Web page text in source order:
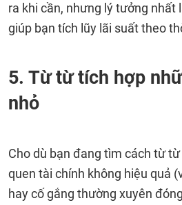
ra khi cần, nhưng lý tưởng nhất
giúp bạn tích lũy lãi suất theo
5. Từ từ tích hợp
nhỏ
Cho dù bạn đang tìm cách từ
quen tài chính không hiệu quả
hay cố gắng thường xuyên